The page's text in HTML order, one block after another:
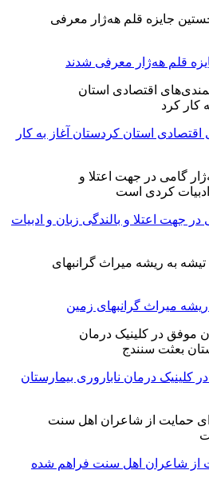
قلم هه‌ژار معرفی شدند
اقتصادی استان کردستان آغاز به کار
جهت اعتلا و بالندگی زبان و ادبیات
میراث گرانبهای زمین
در کلینیک درمان ناباروری بیمارستان
از شاعران اهل سنت فراهم شده